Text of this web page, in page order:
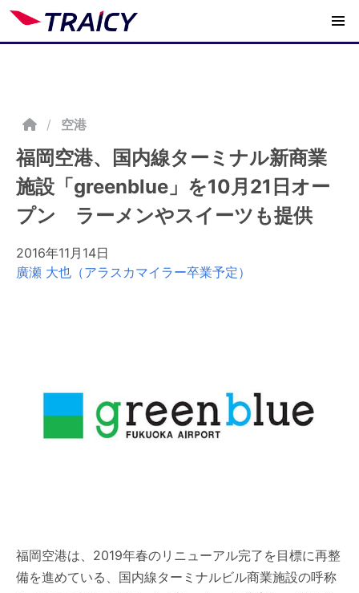
/ 空港
福岡空港、国内線ターミナル新商業
施設「greenblue」を10月21日オー
プン ラーメンやスイーツも提供
2016年11月14日
廣瀬 大也（アラスカマイラー卒業予定）
福岡空港は、2019年春のリニューアル完了を目標に再整
備を進めている、国内線ターミナルビル商業施設の呼称